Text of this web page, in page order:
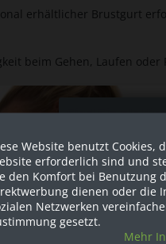
erhältlicher
beim Gehen, Laufen
Website benutzt
erforderlich sind und
den Komfort bei Benutzung
dienen oder die
Netzwerken
gesetzt.
Mehr
Sind Sie als
Dies ist ein
werden in
Ja ich